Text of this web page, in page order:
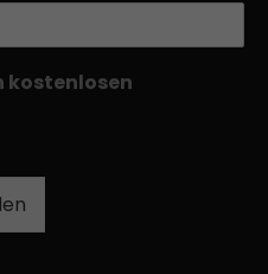
kostenlosen